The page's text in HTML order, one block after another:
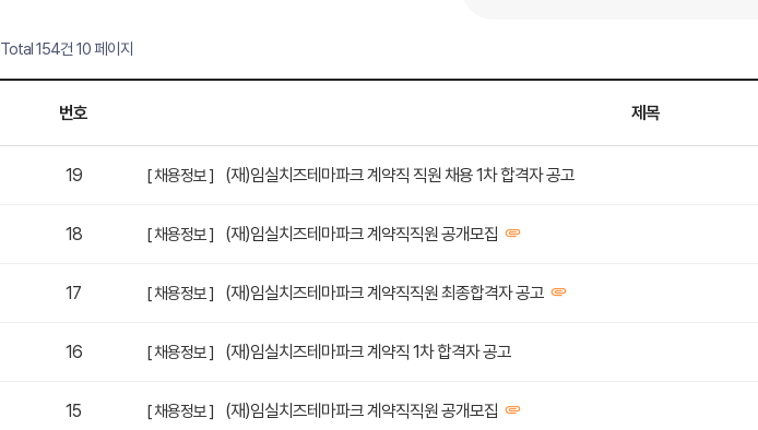
Total 154건 10 페이지
번호 제목
19 [ 채용정보 ] (재)임실치즈테마파크 계약직 직원 채용 1차 합격자 공고
18 [ 채용정보 ] (재)임실치즈테마파크 계약직직원 공개모집
17 [ 채용정보 ] (재)임실치즈테마파크 계약직직원 최종합격자 공고
16 [ 채용정보 ] (재)임실치즈테마파크 계약직 1차 합격자 공고
15 [ 채용정보 ] (재)임실치즈테마파크 계약직직원 공개모집